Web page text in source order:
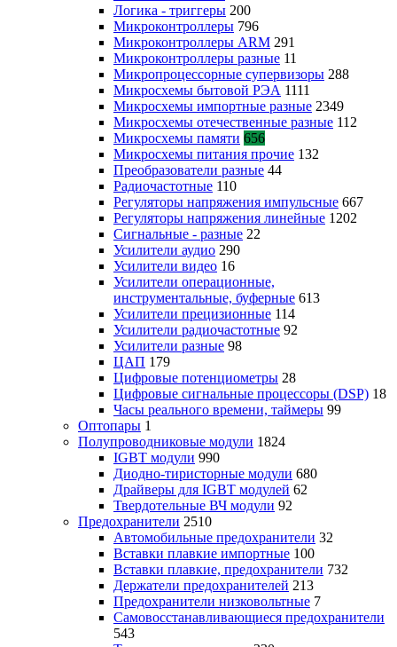
Логика - триггеры 200
Микроконтроллеры 796
Микроконтроллеры ARM 291
Микроконтроллеры разные 11
Микропроцессорные супервизоры 288
Микросхемы бытовой РЭА 1111
Микросхемы импортные разные 2349
Микросхемы отечественные разные 112
Микросхемы памяти 656
Микросхемы питания прочие 132
Преобразователи разные 44
Радиочастотные 110
Регуляторы напряжения импульсные 667
Регуляторы напряжения линейные 1202
Сигнальные - разные 22
Усилители аудио 290
Усилители видео 16
Усилители операционные,
инструментальные, буферные 613
Усилители прецизионные 114
Усилители радиочастотные 92
Усилители разные 98
ЦАП 179
Цифровые потенциометры 28
Цифровые сигнальные процессоры (DSP) 18
Часы реального времени, таймеры 99
Оптопары 1
Полупроводниковые модули 1824
IGBT модули 990
Диодно-тиристорные модули 680
Драйверы для IGBT модулей 62
Твердотельные ВЧ модули 92
Предохранители 2510
Автомобильные предохранители 32
Вставки плавкие импортные 100
Вставки плавкие, предохранители 732
Держатели предохранителей 213
Предохранители низковольтные 7
Самовосстанавливающиеся предохранители
543